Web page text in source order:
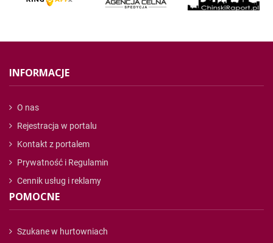
INFORMACJE
O nas
Rejestracja w portalu
Kontakt z portalem
Prywatność i Regulamin
Cennik usług i reklamy
POMOCNE
Szukane w hurtowniach